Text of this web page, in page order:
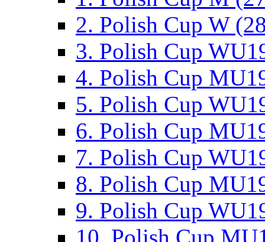
2. Polish Cup W
3. Polish Cup
4. Polish Cup
5. Polish Cup
6. Polish Cup
7. Polish Cup
8. Polish Cup
9. Polish Cup
10. Polish Cup